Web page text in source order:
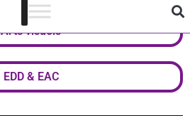
Arts visuels
EDD & EAC